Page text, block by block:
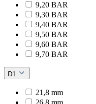
9,20 BAR
9,30 BAR
9,40 BAR
9,50 BAR
9,60 BAR
9,70 BAR
D1
21,8 mm